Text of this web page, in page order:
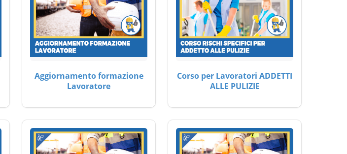
Aggiornamento formazione
Lavoratore
Corso per Lavoratori ADDETTI
ALLE PULIZIE